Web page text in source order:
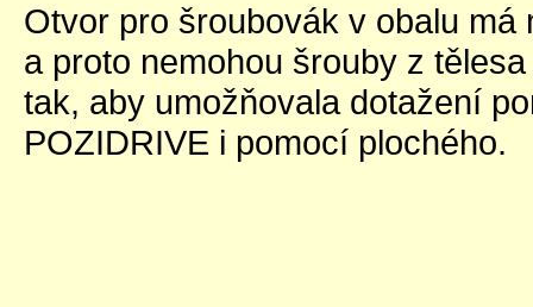
Otvor pro šroubovák v obalu
a proto nemohou šrouby z
tak, aby umožňovala dotažení
POZIDRIVE i pomocí plochého.